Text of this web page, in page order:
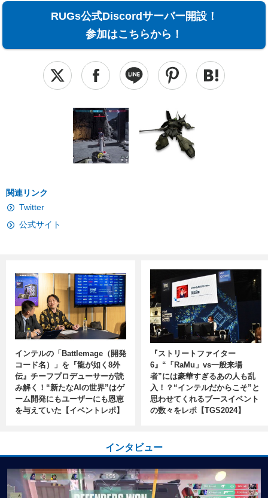
RUGs公式Discordサーバー開設！
参加はこちらから！
関連リンク
Twitter
公式サイト
インテルの「Battlemage（開発
コード名）」を『龍が如く8外
伝』チーフプロデューサーが読
み解く！“新たなAIの世界”はゲ
ーム開発にもユーザーにも恩恵
を与えていた【イベントレポ】
『ストリートファイター
6』“「RaMu」vs一般来場
者”には豪華すぎるあの人も乱
入！？“インテルだからこそ”と
思わせてくれるブースイベント
の数々をレポ【TGS2024】
インタビュー